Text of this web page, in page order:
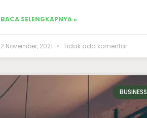
BACA SELENGKAPNYA »
2 November, 2021 Tidak ada komentar
BUSINESS